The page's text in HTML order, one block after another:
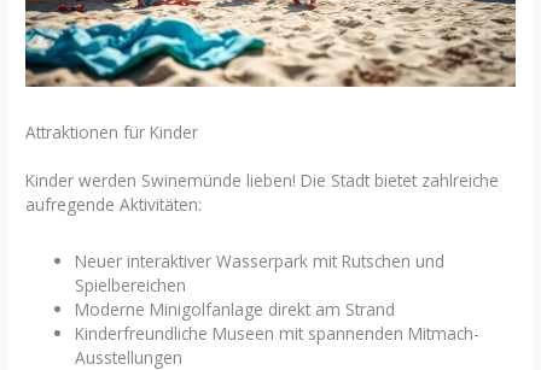
Attraktionen für Kinder
Kinder werden Swinemünde lieben! Die Stadt bietet zahlreiche
aufregende Aktivitäten:
Neuer interaktiver Wasserpark mit Rutschen und
Spielbereichen
Moderne Minigolfanlage direkt am Strand
Kinderfreundliche Museen mit spannenden Mitmach-
Ausstellungen